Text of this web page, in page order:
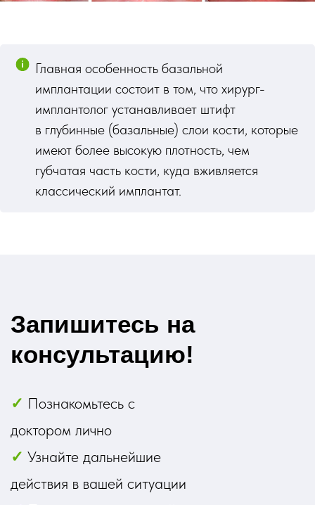
Главная особенность базальной
имплантации состоит в том, что хирург-
имплантолог устанавливает штифт
в глубинные (базальные) слои кости, которые
имеют более высокую плотность, чем
губчатая часть кости, куда вживляется
классический имплантат.